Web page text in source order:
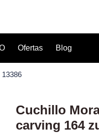
Ofertas Blog
Cuchillo
carving 164